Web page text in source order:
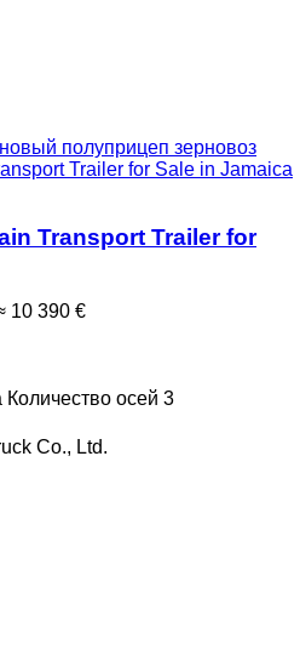
новый полуприцеп зерновоз
Trailer for Sale in Jamaica
Transport Trailer for
10 390 €
Количество осей 3
Co., Ltd.